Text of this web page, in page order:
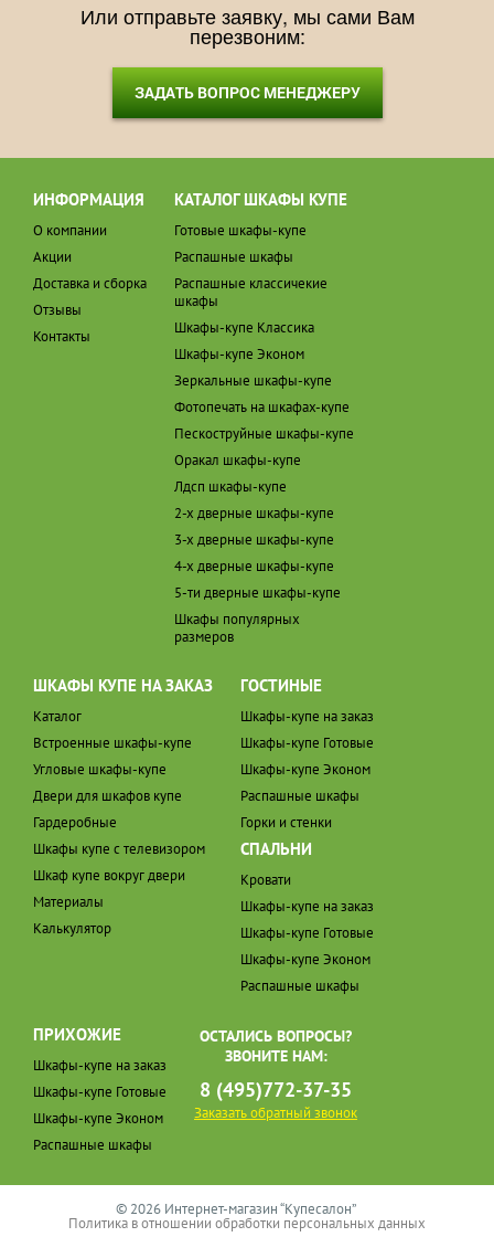
Или отправьте заявку, мы сами Вам
перезвоним:
ЗАДАТЬ ВОПРОС МЕНЕДЖЕРУ
ИНФОРМАЦИЯ
О компании
Акции
Доставка и сборка
Отзывы
Контакты
КАТАЛОГ ШКАФЫ КУПЕ
Готовые шкафы-купе
Распашные шкафы
Распашные классичекие
шкафы
Шкафы-купе Классика
Шкафы-купе Эконом
Зеркальные шкафы-купе
Фотопечать на шкафах-купе
Пескоструйные шкафы-купе
Оракал шкафы-купе
Лдсп шкафы-купе
2-х дверные шкафы-купе
3-х дверные шкафы-купе
4-х дверные шкафы-купе
5-ти дверные шкафы-купе
Шкафы популярных
размеров
ШКАФЫ КУПЕ НА ЗАКАЗ
Каталог
Встроенные шкафы-купе
Угловые шкафы-купе
Двери для шкафов купе
Гардеробные
Шкафы купе с телевизором
Шкаф купе вокруг двери
Материалы
Калькулятор
ГОСТИНЫЕ
Шкафы-купе на заказ
Шкафы-купе Готовые
Шкафы-купе Эконом
Распашные шкафы
Горки и стенки
СПАЛЬНИ
Кровати
Шкафы-купе на заказ
Шкафы-купе Готовые
Шкафы-купе Эконом
Распашные шкафы
ПРИХОЖИЕ
Шкафы-купе на заказ
Шкафы-купе Готовые
Шкафы-купе Эконом
Распашные шкафы
ОСТАЛИСЬ ВОПРОСЫ?
ЗВОНИТЕ НАМ:
8 (495)772-37-35
Заказать обратный звонок
© 2026 Интернет-магазин “Купесалон”
Политика в отношении обработки персональных данных